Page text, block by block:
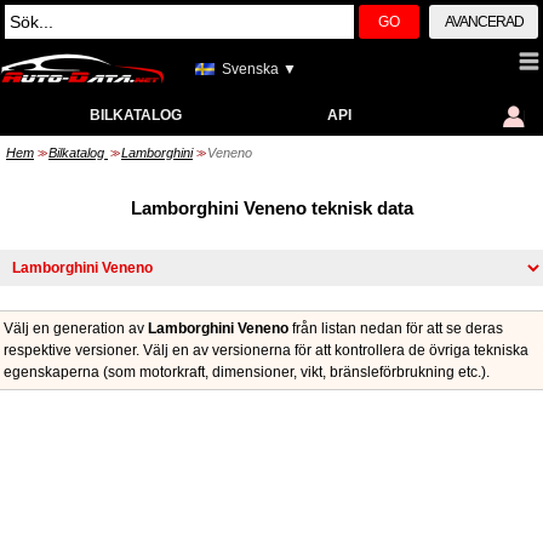
GO AVANCERAD
Svenska ▼
BILKATALOG API
Hem >> Bilkatalog >> Lamborghini >> Veneno
Lamborghini Veneno teknisk data
Välj en generation av Lamborghini Veneno från listan nedan för att se deras
respektive versioner. Välj en av versionerna för att kontrollera de övriga tekniska
egenskaperna (som motorkraft, dimensioner, vikt, bränsleförbrukning etc.).